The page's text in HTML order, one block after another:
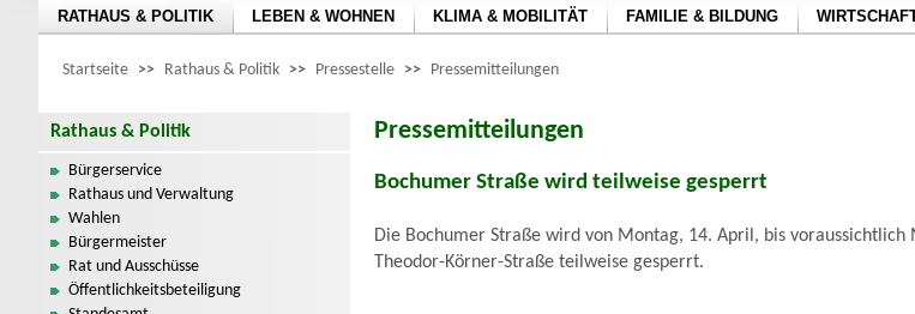
RATHAUS & POLITIK LEBEN & WOHNEN KLIMA & MOBILITÄT FAMILIE & BILDUNG
Startseite >> Rathaus & Politik >> Pressestelle >> Pressemitteilungen
Rathaus & Politik
Bürgerservice
Rathaus und Verwaltung
Wahlen
Bürgermeister
Rat und Ausschüsse
Öffentlichkeitsbeteiligung
Pressemitteilungen
Bochumer Straße wird teilweise gesperrt
Die Bochumer Straße wird von Montag, 14. April, bis
Theodor-Körner-Straße teilweise gesperrt.